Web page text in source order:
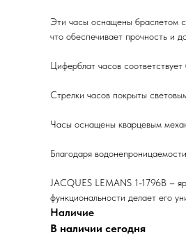
Эти часы оснащены браслетом с
что обеспечивает прочность и
Циферблат часов
Стрелки часов покрыты
Часы оснащены кварцевым
Благодаря
JACQUES LEMANS 1-1796B –
функциональности делает его
Наличие
В наличии сегодня